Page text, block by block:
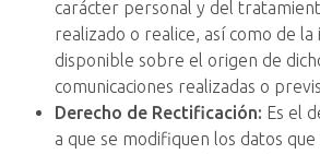
carácter personal y del
realizado o realice, así como de
disponible sobre el origen de
comunicaciones realizadas o
Derecho de Rectificación: Es el
a que se modifiquen los datos